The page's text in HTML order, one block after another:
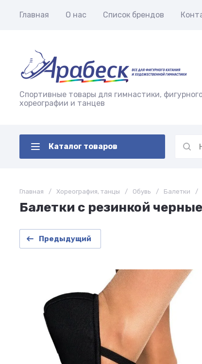
Главная О нас Список брендов
Спортивные товары для гимнастики,
хореографии и танцев
Каталог товаров
Главная / Хореография, танцы / Обувь / Балетки /
Балетки с резинкой черные
Предыдущий